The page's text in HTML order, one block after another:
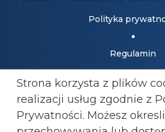
Polityka
Regulamin
Dołącz do Konfederacji:
Strona korzysta z plików
realizacji usług zgodnie z
Prywatności. Możesz